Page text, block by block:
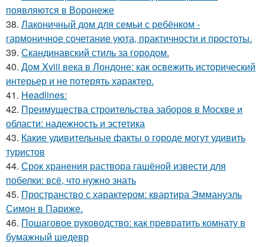
появляются в Воронеже
38. Лаконичный дом для семьи с ребёнком -
гармоничное сочетание уюта, практичности и простоты.
39. Скандинавский стиль за городом.
40. Дом Xviii века в Лондоне: как освежить исторический
интерьер и не потерять характер.
41. Headlines:
42. Преимущества строительства заборов в Москве и
области: надежность и эстетика
43. Какие удивительные факты о городе могут удивить
туристов
44. Срок хранения раствора гашёной извести для
побелки: всё, что нужно знать
45. Пространство с характером: квартира Эммануэль
Симон в Париже.
46. Пошаговое руководство: как превратить комнату в
бумажный шедевр